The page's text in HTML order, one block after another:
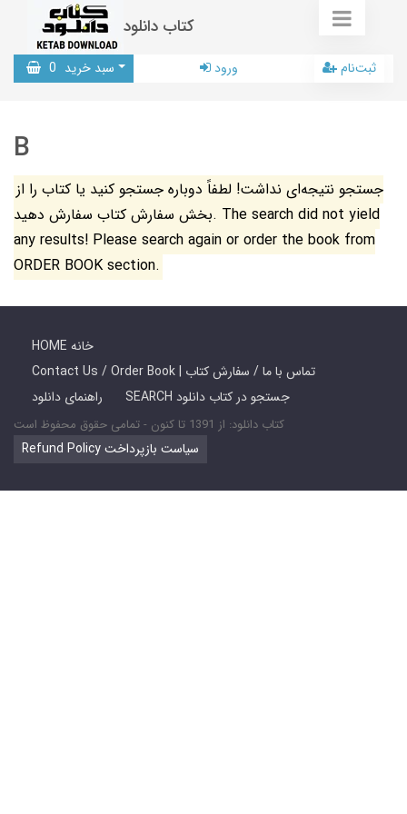
کتاب دانلود
سبد خرید 0 ورود ثبت‌نام
B
جستجو نتیجه‌ای نداشت! لطفاً دوباره جستجو کنید یا کتاب را از
بخش سفارش کتاب سفارش دهید. The search did not yield
any results! Please search again or order the book from
ORDER BOOK section.
HOME خانه
Contact Us / Order Book | تماس با ما / سفارش کتاب
راهنمای دانلود
SEARCH جستجو در کتاب دانلود
کتاب دانلود: از 1391 تا کنون - تمامی حقوق محفوظ است
Refund Policy سیاست بازپرداخت